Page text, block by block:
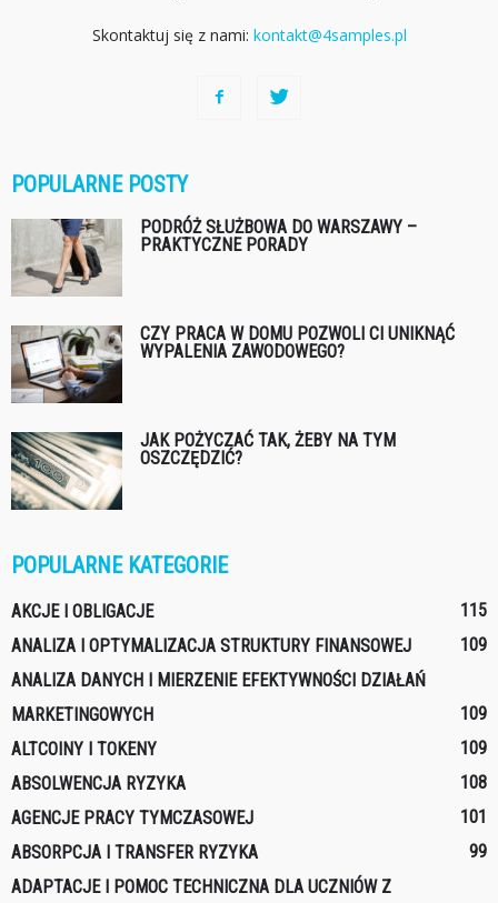
Skontaktuj się z nami: kontakt@4samples.pl
POPULARNE POSTY
PODRÓŻ SŁUŻBOWA DO WARSZAWY –
PRAKTYCZNE PORADY
CZY PRACA W DOMU POZWOLI CI UNIKNĄĆ
WYPALENIA ZAWODOWEGO?
JAK POŻYCZAĆ TAK, ŻEBY NA TYM
OSZCZĘDZIĆ?
POPULARNE KATEGORIE
AKCJE I OBLIGACJE
115
ANALIZA I OPTYMALIZACJA STRUKTURY FINANSOWEJ
109
ANALIZA DANYCH I MIERZENIE EFEKTYWNOŚCI DZIAŁAŃ
MARKETINGOWYCH
109
ALTCOINY I TOKENY
109
ABSOLWENCJA RYZYKA
108
AGENCJE PRACY TYMCZASOWEJ
101
ABSORPCJA I TRANSFER RYZYKA
99
ADAPTACJE I POMOC TECHNICZNA DLA UCZNIÓW Z